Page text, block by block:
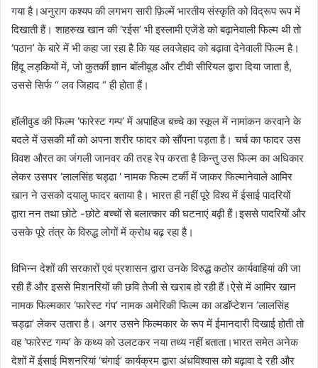
गया है।अनुराग कश्यप की लगभग सारी फ़िल्में भारतीय संस्कृति को विद्रूप रूप में
दिखाती हैं। शाहरुख खान की ‘रईस’ भी इस्लामी एजेंडे को बढ़ानेवाली फिल्म थी तो
‘पठान’ के बारे में भी कहा जा रहा है कि यह लवजेहाद को बढ़ावा देनेवाली फिल्म है।
हिंदू लड़कियों में, जो कुतर्की ज्ञान बॉलीवूड और टीवी सीरियल द्वारा दिया जाता है,
उससे सिर्फ “ लव जिहाद “ ही होता हैं।
हॉलीवुड की फिल्म ‘फारेस्ट गम्प’ में अपाहिज बच्चे का स्कूल में नामांकन करवाने के
बदले में उसकी माँ को अपना शरीर फादर को सौंपना पड़ता है। चर्च का फादर उस
विवश औरत का जंगली जानवर की तरह रेप करता है किन्तु उस फिल्म का अधिकार
लेकर उसपर ‘लालसिंह चड्ढा ‘ नामक फिल्म टर्की में जाकर फिल्मानेवाले आमिर
खान ने उसको दयालु फादर बताया है। भारत ही नहीं पूरे विश्व में ईसाई पादरियों
द्वारा नन तथा छोटे -छोटे बच्चों से बलात्कार की घटनाएं बढ़ी हैं।इससे पादरियों और
उसके पूरे तंत्र के विरुद्ध लोगों में क्रोध बढ़ रहा है।
विभिन्न देशों की सरकारों एवं प्रशासन द्वारा उनके विरुद्ध कठोर कार्यवाहियां की जा
रही हैं और इससे मिशनरियों की छवि तेजी से खराब हो रही हैं।ऐसे में आमिर खान
नामक फिल्मकार ‘फारेस्ट गंप’ नामक अमेरिकी फिल्म का अडॉप्टेशन ‘लालसिंह
चड्ढा’ लेकर उतारा है। अगर उसने फिल्मकार के रूप में ईमानदारी दिखाई होती तो
वह ‘फारेस्ट गम्प’ के कथ्य को उलटकर नया तथ्य नहीं बताता।भारत समेत अनेक
देशों में ईसाई मिशनरियां ‘चंगाई’ कार्यक्रम द्वारा अंधविश्वास को बढ़ावा दे रही और